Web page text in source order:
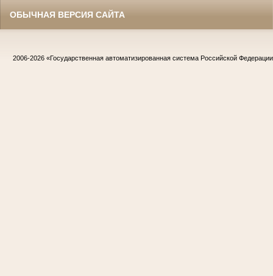
ОБЫЧНАЯ ВЕРСИЯ САЙТА
2006-2026 «Государственная автоматизированная система Российской